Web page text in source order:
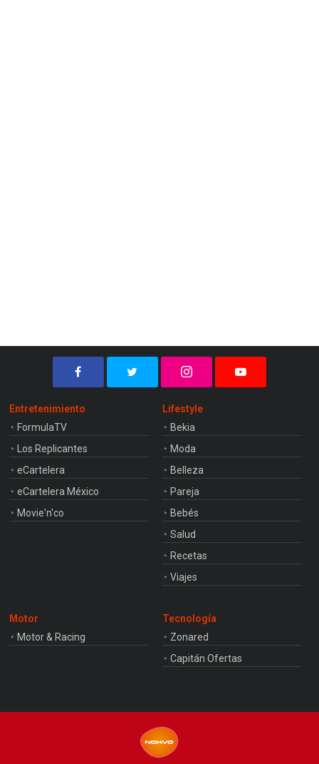
Entretenimiento
FormulaTV
Los Replicantes
eCartelera
eCartelera México
Movie'n'co
Lifestyle
Bekia
Moda
Belleza
Pareja
Bebés
Salud
Recetas
Viajes
Motor
Motor & Racing
Tecnología
Zonared
Capitán Ofertas